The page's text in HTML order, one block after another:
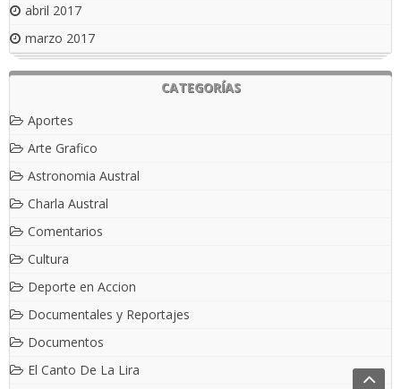
abril 2017
marzo 2017
CATEGORÍAS
Aportes
Arte Grafico
Astronomia Austral
Charla Austral
Comentarios
Cultura
Deporte en Accion
Documentales y Reportajes
Documentos
El Canto De La Lira